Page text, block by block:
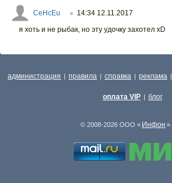
CeHcEu ○ 14:34 12.11.2017
я хоть и не рыбак, но эту удочку захотел xD
администрация | правила | справка | реклама |
оплата VIP | блог
© 2008-2026 ООО « Инфон »